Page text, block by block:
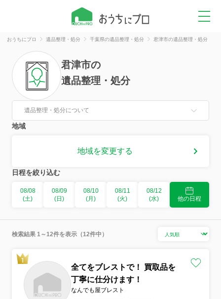
おうちにプロ 遺品整理・処分 千葉県の遺品整理・処分 君津市の遺品整理・処分
君津市の
遺品整理・処分
遺品整理・処分について
地域
地域を変更する
日程を絞り込む
08/08
(土)
08/09
(日)
08/10
(月)
08/11
(火)
08/12
(水)
他の日程
検索結果 1～12件を表示（12件中）
全てをブレストで！ 買取品を
丁寧に仕分けます！
なんでも屋ブレスト